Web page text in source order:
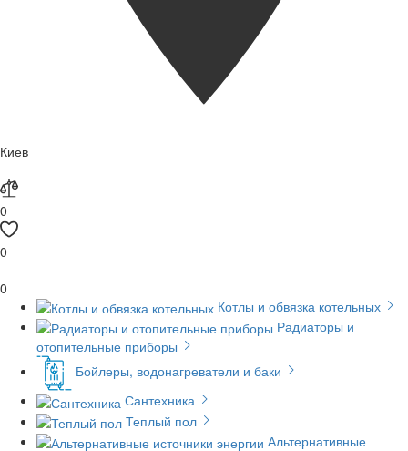
Киев
0
0
0
Котлы и обвязка котельных
Радиаторы и
отопительные приборы
Бойлеры, водонагреватели и баки
Сантехника
Теплый пол
Альтернативные